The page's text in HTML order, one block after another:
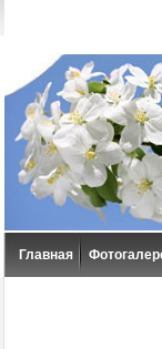
Главная